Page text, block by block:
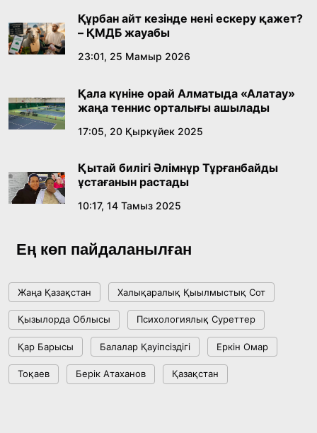
18:59, 20 Шілде 2026
Жасанды интеллект: адамзаттың көмекшісі
18:16, 20 Шілде 2026
Ұлттық архивтің ашылғанына 20 жыл: негізгі
17:09, 20 Шілде 2026
күйіне назар аударды
АЛТЫН ОРДА ТАРИХЫН ОҚЫТУДЫҢ
ИННОВАЦИЯЛЫҚ ТӘСІЛДЕРІ ЕНГІЗІЛЕДІ
10:28, 15 Шілде 2026
Құрбан айт кезінде нені ескеру қажет?
– ҚМДБ жауабы
23:01, 25 Мамыр 2026
Қала күніне орай Алматыда «Алатау»
жаңа теннис орталығы ашылады
17:05, 20 Қыркүйек 2025
Қытай билігі Әлімнұр Тұрғанбайды
ұстағанын растады
10:17, 14 Тамыз 2025
Ең көп пайдаланылған
Жаңа Қазақстан Халықаралық Қыылмыстық Сот
Қызылорда Облысы Психологиялық Суреттер
Қар Барысы Балалар Қауіпсіздігі Еркін Омар
Тоқаев Берік Атаханов Қазақстан